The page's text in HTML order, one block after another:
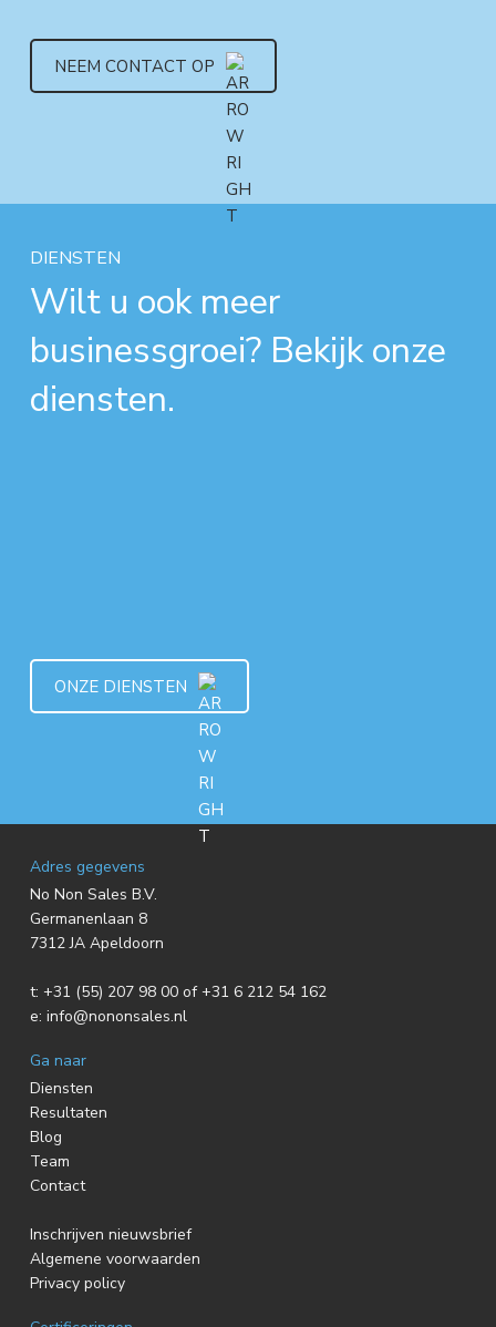
NEEM CONTACT OP
DIENSTEN
Wilt u ook meer
businessgroei? Bekijk onze
diensten.
ONZE DIENSTEN
F
o
o
t
e
r
Adres gegevens
No Non Sales B.V.
Germanenlaan 8
7312 JA Apeldoorn
t: +31 (55) 207 98 00 of +31 6 212 54 162
e: info@nononsales.nl
Ga naar
Diensten
Resultaten
Blog
Team
Contact
Inschrijven nieuwsbrief
Algemene voorwaarden
Privacy policy